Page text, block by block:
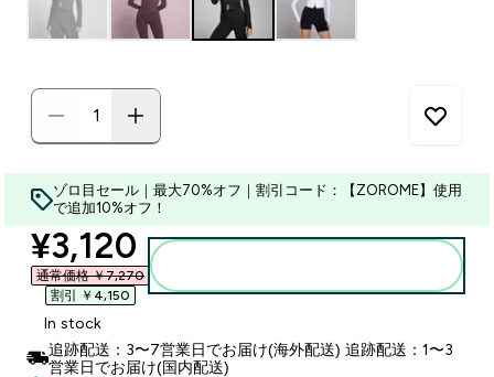
ゾロ目セール｜最大70%オフ｜割引コード：【ZOROME】使用
で追加10%オフ！
discounted price
¥3,120‎
通常価格 ￥7,270‎
割引 ￥4,150‎
In stock
追跡配送：3〜7営業日でお届け(海外配送) 追跡配送：1〜3
営業日でお届け(国内配送)